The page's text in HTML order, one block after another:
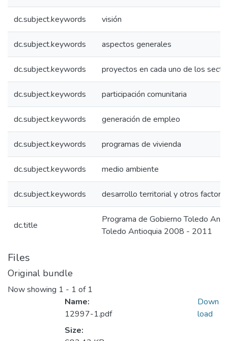
dc.subject.keywords visión
dc.subject.keywords aspectos generales
dc.subject.keywords proyectos en cada uno de los
dc.subject.keywords participación comunitaria
dc.subject.keywords generación de empleo
dc.subject.keywords programas de vivienda
dc.subject.keywords medio ambiente
dc.subject.keywords desarrollo territorial y otros
dc.title
Programa de Gobierno Toledo
Toledo Antioquia 2008 - 2011
Files
Original bundle
Now showing 1 - 1 of 1
Name:
12997-1.pdf
Size:
Down
load